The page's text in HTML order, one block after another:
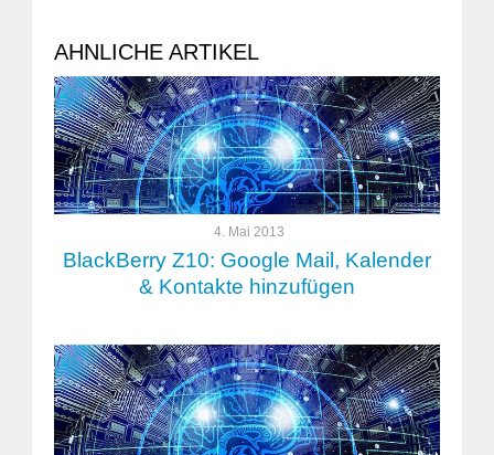
AHNLICHE ARTIKEL
4. Mai 2013
BlackBerry Z10: Google Mail, Kalender
& Kontakte hinzufügen